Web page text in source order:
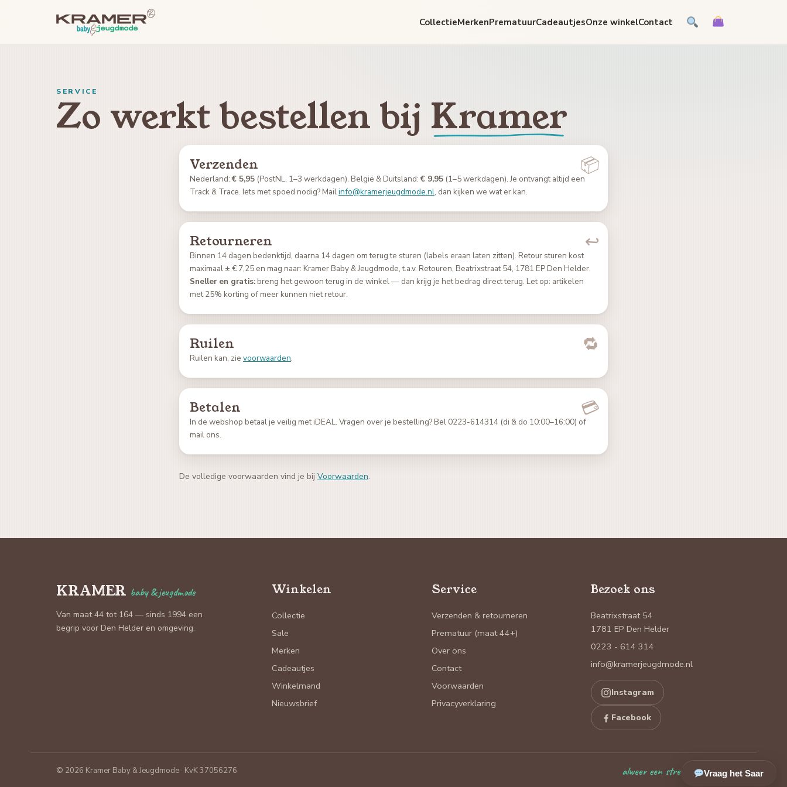
CollectieMerkenPrematuurCadeautjesOnze winkelContact
SERVICE
Zo werkt bestellen bij Kramer
Verzenden
Nederland:€ 5,95 (PostNL, 1–3 werkdagen). België & Duitsland:€ 9,95 (1–5 werkdagen). Je ontvangt altijd een
Track & Trace. Iets met spoed nodig? Mailinfo@kramerjeugdmode.nl, dan kijken we wat er kan.
Retourneren
Binnen 14 dagen bedenktijd, daarna 14 dagen om terug te sturen (labels eraan laten zitten). Retour sturen kost
maximaal ± € 7,25 en mag naar: Kramer Baby & Jeugdmode, t.a.v. Retouren, Beatrixstraat 54, 1781 EP Den Helder.
Sneller en gratis:breng het gewoon terug in de winkel — dan krijg je het bedrag direct terug. Let op: artikelen
met 25% korting of meer kunnen niet retour.
Ruilen
Ruilen kan, zie voorwaarden.
Betalen
In de webshop betaal je veilig met iDEAL. Vragen over je bestelling? Bel 0223-614314 (di & do 10:00–16:00) of
mail ons.
De volledige voorwaarden vind je bij Voorwaarden.
KRAMER baby & jeugdmode
Van maat 44 tot 164 — sinds 1994 een
begrip voor Den Helder en omgeving.
Winkelen
Collectie
Sale
Merken
Cadeautjes
Winkelmand
Nieuwsbrief
Service
Verzenden & retourneren
Prematuur (maat 44+)
Over ons
Contact
Voorwaarden
Privacyverklaring
Bezoek ons
Beatrixstraat 54
1781 EP Den Helder
0223 - 614 314
info@kramerjeugdmode.nl
Instagram
Facebook
© 2026 Kramer Baby & Jeugdmode · KvK 37056276 alweer een streepje erbijVraag het Saar